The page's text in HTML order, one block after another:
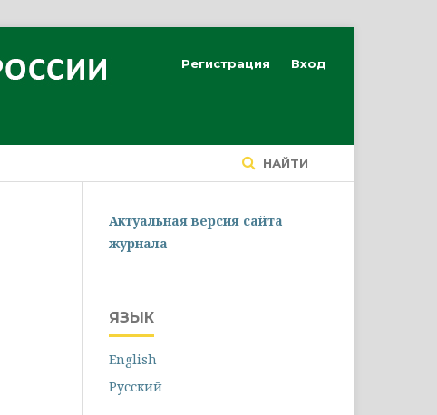
НАЙТИ
Регистрация Вход
Актуальная версия сайта
журнала
ЯЗЫК
English
Русский